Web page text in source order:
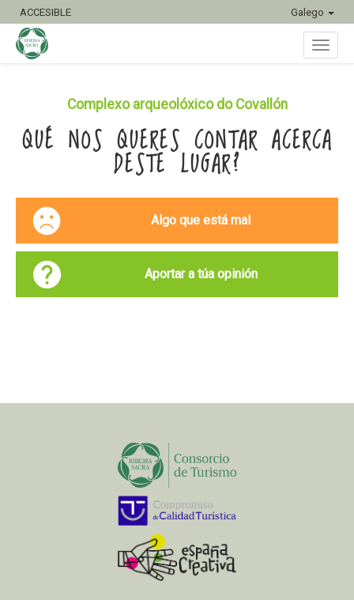
ACCESIBLE Galego
Complexo arqueolóxico do Covallón
QUÉ NOS QUERES CONTAR ACERCA
DESTE LUGAR?
Algo que está mal
Aportar a túa opinión